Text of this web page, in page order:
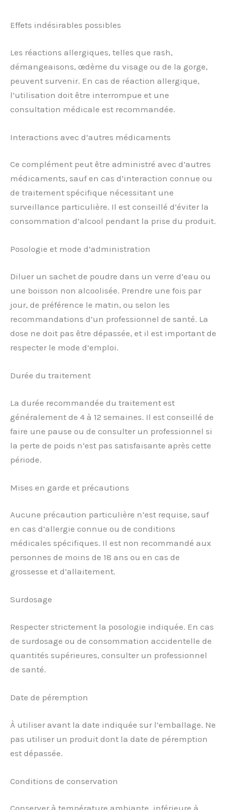
Effets indésirables possibles
Les réactions allergiques, telles que rash,
démangeaisons, œdème du visage ou de la gorge,
peuvent survenir. En cas de réaction allergique,
l’utilisation doit être interrompue et une
consultation médicale est recommandée.
Interactions avec d’autres médicaments
Ce complément peut être administré avec d’autres
médicaments, sauf en cas d’interaction connue ou
de traitement spécifique nécessitant une
surveillance particulière. Il est conseillé d’éviter la
consommation d’alcool pendant la prise du produit.
Posologie et mode d’administration
Diluer un sachet de poudre dans un verre d’eau ou
une boisson non alcoolisée. Prendre une fois par
jour, de préférence le matin, ou selon les
recommandations d’un professionnel de santé. La
dose ne doit pas être dépassée, et il est important de
respecter le mode d’emploi.
Durée du traitement
La durée recommandée du traitement est
généralement de 4 à 12 semaines. Il est conseillé de
faire une pause ou de consulter un professionnel si
la perte de poids n’est pas satisfaisante après cette
période.
Mises en garde et précautions
Aucune précaution particulière n’est requise, sauf
en cas d’allergie connue ou de conditions
médicales spécifiques. Il est non recommandé aux
personnes de moins de 18 ans ou en cas de
grossesse et d’allaitement.
Surdosage
Respecter strictement la posologie indiquée. En cas
de surdosage ou de consommation accidentelle de
quantités supérieures, consulter un professionnel
de santé.
Date de péremption
À utiliser avant la date indiquée sur l’emballage. Ne
pas utiliser un produit dont la date de péremption
est dépassée.
Conditions de conservation